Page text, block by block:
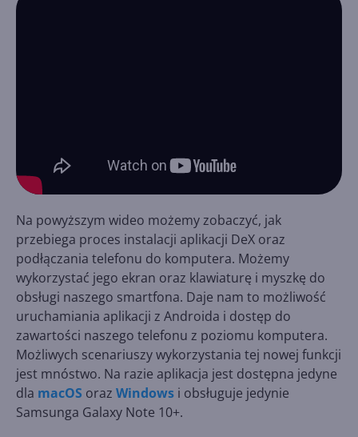
Na powyższym wideo możemy zobaczyć, jak
przebiega proces instalacji aplikacji DeX oraz
podłączania telefonu do komputera. Możemy
wykorzystać jego ekran oraz klawiaturę i myszkę do
obsługi naszego smartfona. Daje nam to możliwość
uruchamiania aplikacji z Androida i dostęp do
zawartości naszego telefonu z poziomu komputera.
Możliwych scenariuszy wykorzystania tej nowej funkcji
jest mnóstwo. Na razie aplikacja jest dostępna jedyne
dla macOS oraz Windows i obsługuje jedynie
Samsunga Galaxy Note 10+.